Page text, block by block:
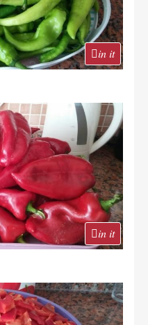
in it
in it